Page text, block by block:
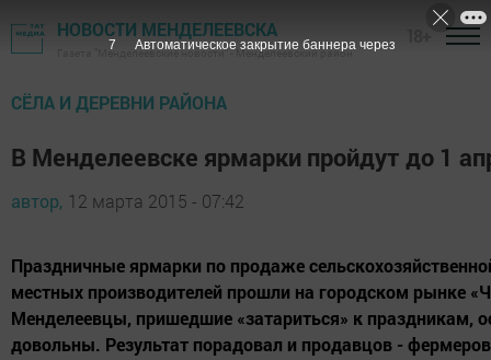
НОВОСТИ МЕНДЕЛЕЕВСКА
Газета "Менделеевские новости" - Менделеевский район
СЁЛА И ДЕРЕВНИ РАЙОНА
В Менделеевске ярмарки пройдут до 1
автор, 12 марта 2015 - 07:42
Праздничные ярмарки по продаже
местных производителей прошли на городском рынке
Менделеевцы, пришедшие «затариться» к праздникам,
довольны. Результат порадовал и продавцов -
6 Автоматическое закрытие баннера через